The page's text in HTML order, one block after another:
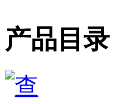
产品目录